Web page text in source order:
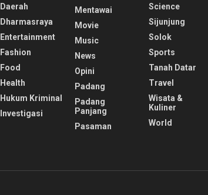
Daerah
Dharmasraya
Entertainment
Fashion
Food
Health
Hukum Kriminal
Investigasi
Mentawai
Movie
Music
News
Opini
Padang
Padang
Panjang
Pasaman
Science
Sijunjung
Solok
Sports
Tanah Datar
Travel
Wisata &
Kuliner
World